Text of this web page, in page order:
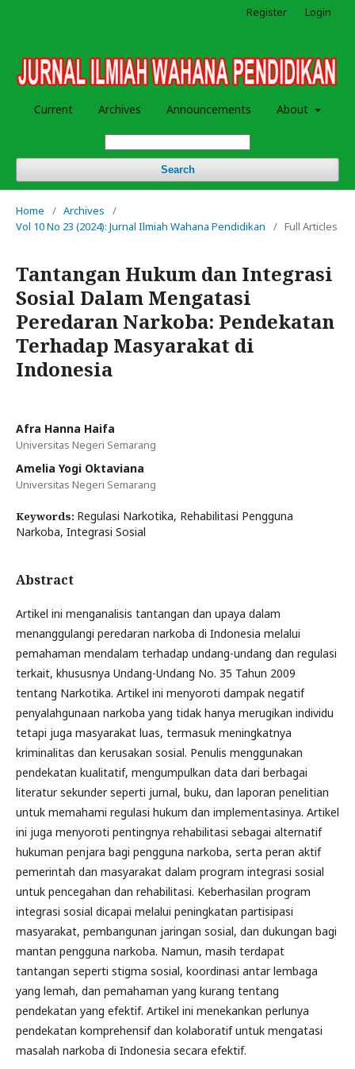
Current Archives Announcements About
Search
Register Login
Home / Archives
/
Vol 10 No 23 (2024): Jurnal Ilmiah Wahana Pendidikan
/ Full Articles
Tantangan Hukum dan Integrasi
Sosial Dalam Mengatasi
Peredaran Narkoba: Pendekatan
Terhadap Masyarakat di
Indonesia
Afra Hanna Haifa
Universitas Negeri Semarang
Amelia Yogi Oktaviana
Universitas Negeri Semarang
Keywords: Regulasi Narkotika, Rehabilitasi Pengguna
Narkoba, Integrasi Sosial
Abstract
Artikel ini menganalisis tantangan dan upaya dalam
menanggulangi peredaran narkoba di Indonesia melalui
pemahaman mendalam terhadap undang-undang dan regulasi
terkait, khususnya Undang-Undang No. 35 Tahun 2009
tentang Narkotika. Artikel ini menyoroti dampak negatif
penyalahgunaan narkoba yang tidak hanya merugikan individu
tetapi juga masyarakat luas, termasuk meningkatnya
kriminalitas dan kerusakan sosial. Penulis menggunakan
pendekatan kualitatif, mengumpulkan data dari berbagai
literatur sekunder seperti jurnal, buku, dan laporan penelitian
untuk memahami regulasi hukum dan implementasinya. Artikel
ini juga menyoroti pentingnya rehabilitasi sebagai alternatif
hukuman penjara bagi pengguna narkoba, serta peran aktif
pemerintah dan masyarakat dalam program integrasi sosial
untuk pencegahan dan rehabilitasi. Keberhasilan program
integrasi sosial dicapai melalui peningkatan partisipasi
masyarakat, pembangunan jaringan sosial, dan dukungan bagi
mantan pengguna narkoba. Namun, masih terdapat
tantangan seperti stigma sosial, koordinasi antar lembaga
yang lemah, dan pemahaman yang kurang tentang
pendekatan yang efektif. Artikel ini menekankan perlunya
pendekatan komprehensif dan kolaboratif untuk mengatasi
masalah narkoba di Indonesia secara efektif.